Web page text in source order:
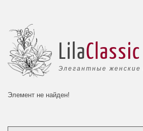
Элегантные женские
Lila
Элемент не найден!